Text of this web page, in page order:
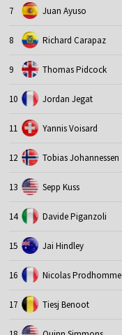
7 Juan Ayuso
8 Richard Carapaz
9 Thomas Pidcock
10 Jordan Jegat
11 Yannis Voisard
12 Tobias Johannessen
13 Sepp Kuss
14 Davide Piganzoli
15 Jai Hindley
16 Nicolas Prodhomme
17 Tiesj Benoot